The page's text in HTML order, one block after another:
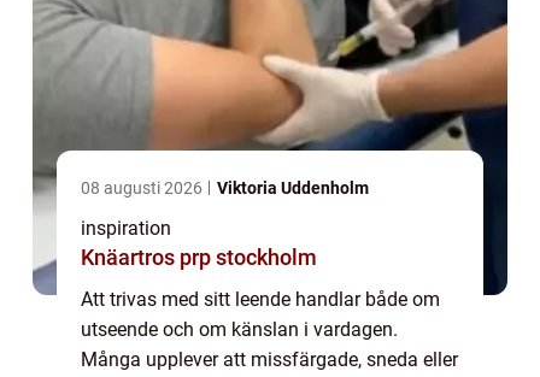
08 augusti 2026 Viktoria Uddenholm
inspiration
Knäartros prp stockholm
Att trivas med sitt leende handlar både om
utseende och om känslan i vardagen.
Många upplever att missfärgade, sneda eller